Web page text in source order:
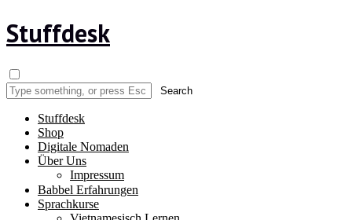
Stuffdesk
Stuffdesk
Shop
Digitale Nomaden
Über Uns
Impressum
Babbel Erfahrungen
Sprachkurse